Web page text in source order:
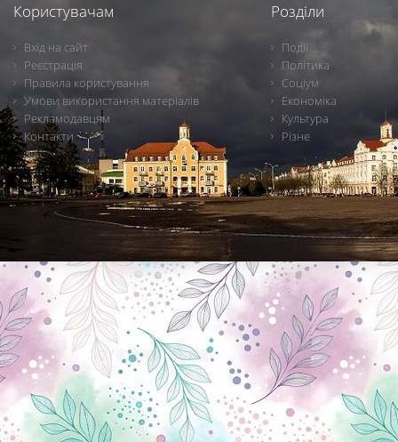
Користувачам
Вхід на сайт
Реєстрація
Правила користування
Умови використання матеріалів
Рекламодавцям
Контакти
Розділи
Події
Політика
Соціум
Економіка
Культура
Різне
Новини Чернігова, Чернігівські новини, Чернігівський формат, новини Чернігова, події в Чернігові: політика, економіка, аналітика, культура, відеоновини, екологія, спортивний Чернігів, туризм, Чернігів